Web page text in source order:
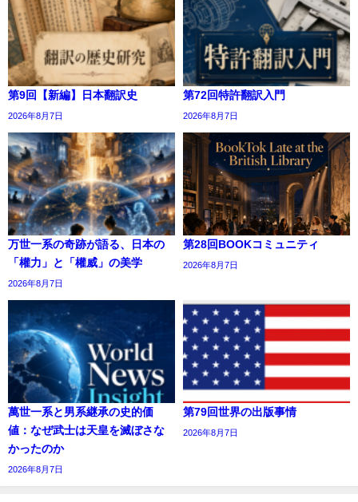
第9回【新編】日本翻訳史
2026年8月7日
第72回特許翻訳入門
2026年8月7日
万世一系の奇跡が語る、日本の
「權力」と「權威」の美学
2026年8月7日
第28回BOOKコミュニティ
2026年8月7日
萬世一系と男系継承の史的価
値：なぜ武士は天皇を滅ぼさな
かったのか
2026年8月7日
第79回世界の出版事情
2026年8月7日